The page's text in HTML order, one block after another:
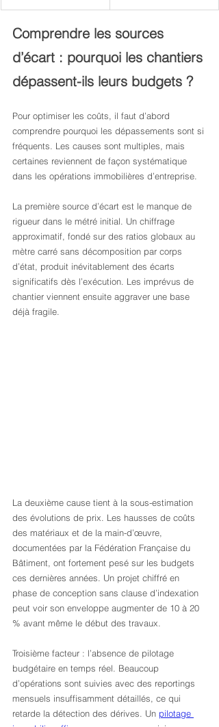
Comprendre les sources
d’écart : pourquoi les chantiers
dépassent-ils leurs budgets ?
Pour optimiser les coûts, il faut d’abord
comprendre pourquoi les dépassements sont si
fréquents. Les causes sont multiples, mais
certaines reviennent de façon systématique
dans les opérations immobilières d’entreprise.
La première source d’écart est le manque de
rigueur dans le métré initial. Un chiffrage
approximatif, fondé sur des ratios globaux au
mètre carré sans décomposition par corps
d’état, produit inévitablement des écarts
significatifs dès l’exécution. Les imprévus de
chantier viennent ensuite aggraver une base
déjà fragile.
La deuxième cause tient à la sous-estimation
des évolutions de prix. Les hausses de coûts
des matériaux et de la main-d’œuvre,
documentées par la Fédération Française du
Bâtiment, ont fortement pesé sur les budgets
ces dernières années. Un projet chiffré en
phase de conception sans clause d’indexation
peut voir son enveloppe augmenter de 10 à 20
% avant même le début des travaux.
Troisième facteur : l’absence de pilotage
budgétaire en temps réel. Beaucoup
d’opérations sont suivies avec des reportings
mensuels insuffisamment détaillés, ce qui
retarde la détection des dérives. Un pilotage